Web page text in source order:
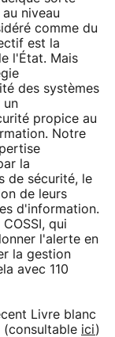
niveau
comme du
est la
l'État. Mais
des systèmes
un
propice au
Notre
la
de sécurité, le
de leurs
d'information.
qui
l'alerte en
la gestion
avec 110
Livre blanc
(consultable ici)